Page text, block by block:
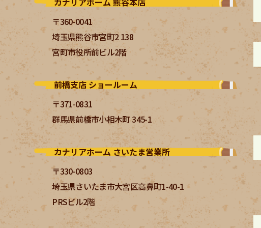
〒360-0041
埼玉県熊谷市宮町2 138
宮町市役所前ビル2階
前橋支店 ショールーム
〒371-0831
群馬県前橋市小相木町 345-1
カナリアホーム さいたま営業所
〒330-0803
埼玉県さいたま市大宮区高鼻町1-40-1
PRSビル2階